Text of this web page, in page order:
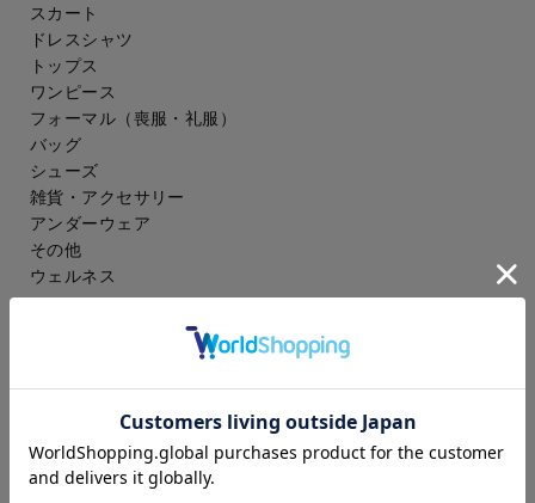
スカート
ドレスシャツ
トップス
ワンピース
フォーマル（喪服・礼服）
バッグ
シューズ
雑貨・アクセサリー
アンダーウェア
その他
ウェルネス
スラックス
アイシャツ